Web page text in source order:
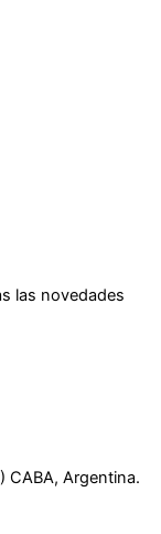
las novedades
CABA, Argentina.